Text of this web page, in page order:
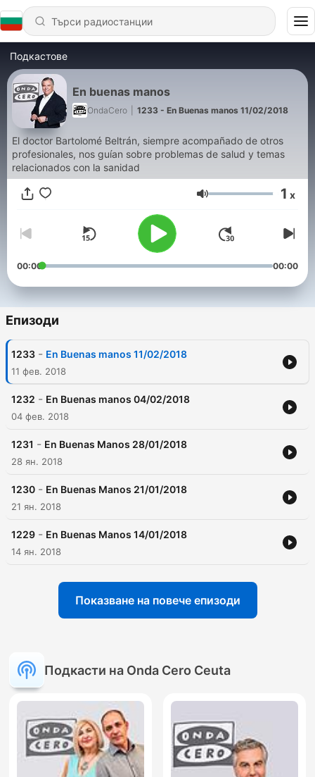
Подкастове
En buenas manos
OndaCero 1233 - En Buenas manos 11/02/2018
El doctor Bartolomé Beltrán, siempre acompañado de otros
profesionales, nos guían sobre problemas de salud y temas
relacionados con la sanidad
Сила на звука
1 x
00:00 00:00
Епизоди
1233 - En Buenas manos 11/02/2018
11 фев. 2018
1232 - En Buenas manos 04/02/2018
04 фев. 2018
1231 - En Buenas Manos 28/01/2018
28 ян. 2018
1230 - En Buenas Manos 21/01/2018
21 ян. 2018
1229 - En Buenas Manos 14/01/2018
14 ян. 2018
Показване на повече епизоди
Подкасти на Onda Cero Ceuta